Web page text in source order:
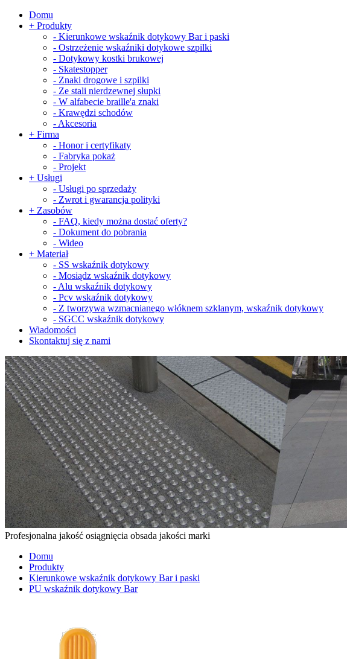
Domu
+ Produkty
- Kierunkowe wskaźnik dotykowy Bar i paski
- Ostrzeżenie wskaźniki dotykowe szpilki
- Dotykowy kostki brukowej
- Skatestopper
- Znaki drogowe i szpilki
- Ze stali nierdzewnej słupki
- W alfabecie braille'a znaki
- Krawędzi schodów
- Akcesoria
+ Firma
- Honor i certyfikaty
- Fabryka pokaż
- Projekt
+ Usługi
- Usługi po sprzedaży
- Zwrot i gwarancja polityki
+ Zasobów
- FAQ, kiedy można dostać oferty?
- Dokument do pobrania
- Wideo
+ Materiał
- SS wskaźnik dotykowy
- Mosiądz wskaźnik dotykowy
- Alu wskaźnik dotykowy
- Pcv wskaźnik dotykowy
- Z tworzywa wzmacnianego włóknem szklanym, wskaźnik dotykowy
- SGCC wskaźnik dotykowy
Wiadomości
Skontaktuj się z nami
Profesjonalna jakość osiągnięcia obsada jakości marki
Domu
Produkty
Kierunkowe wskaźnik dotykowy Bar i paski
PU wskaźnik dotykowy Bar